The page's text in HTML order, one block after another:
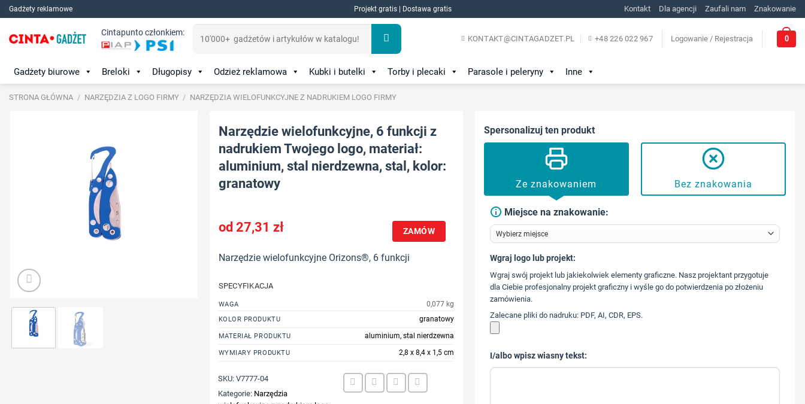
Skip
to
content
Gadżety reklamowe Projekt gratis | Dostawa gratis Kontakt Dla agencji Zaufali nam Znakowanie
Cintapunto członkiem:
KONTAKT@CINTAGADZET.PL +48 226 022 967 Logowanie / Rejestracja 0
Gadżety biurowe Breloki Długopisy Odzież reklamowa Kubki i butelki Torby i plecaki Parasole i peleryny Inne
STRONA GŁÓWNA / NARZĘDZIA Z LOGO FIRMY / NARZĘDZIA WIELOFUNKCYJNE Z NADRUKIEM LOGO FIRMY
Narzędzie wielofunkcyjne, 6 funkcji z
nadrukiem Twojego logo, materiał:
aluminium, stal nierdzewna, stal, kolor:
granatowy
27,31 zł ZAMÓW
Narzędzie wielofunkcyjne Orizons®, 6 funkcji
SPECYFIKACJA
WAGA 0,077 kg
KOLOR PRODUKTU granatowy
MATERIAŁ PRODUKTU aluminium, stal nierdzewna
WYMIARY PRODUKTU 2,8 x 8,4 x 1,5 cm
SKU:V7777-04
Kategorie: Narzędzia
Spersonalizuj ten produkt
Ze znakowaniem Bez znakowania
Miejsce na znakowanie:
573 568 217
Wgraj logo lub projekt:
Wgraj swój projekt lub jakiekolwiek elementy graficzne. Nasz projektant przygotuje
dla Ciebie profesjonalny projekt graficzny i wyśle go do potwierdzenia po złożeniu
zamówienia.
Zalecane pliki do nadruku: PDF, AI, CDR, EPS.
I/albo wpisz wiasny tekst: